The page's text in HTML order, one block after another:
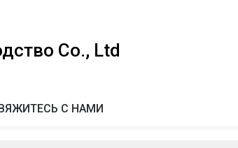
Co., Ltd
С НАМИ